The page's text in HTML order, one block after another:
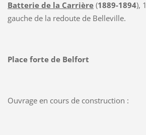
Batterie de la Carrière(1889-1894), 1
gauche de la redoute de Belleville.
Place forte de Belfort
Ouvrage en cours de construction :